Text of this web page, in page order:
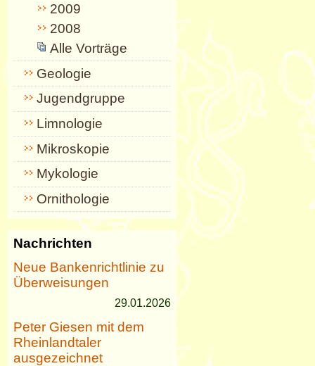
2009
2008
Alle Vorträge
Geologie
Jugendgruppe
Limnologie
Mikroskopie
Mykologie
Ornithologie
Nachrichten
Neue Bankenrichtlinie zu
Überweisungen
29.01.2026
Peter Giesen mit dem
Rheinlandtaler
ausgezeichnet